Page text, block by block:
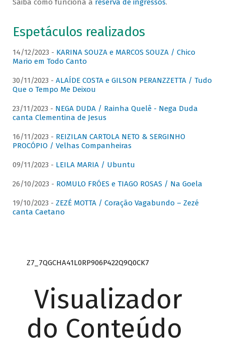
Saiba como funciona a reserva de ingressos.
Espetáculos realizados
14/12/2023 - KARINA SOUZA e MARCOS SOUZA / Chico
Mario em Todo Canto
30/11/2023 - ALAÍDE COSTA e GILSON PERANZZETTA / Tudo
Que o Tempo Me Deixou
23/11/2023 - NEGA DUDA / Rainha Quelê - Nega Duda
canta Clementina de Jesus
16/11/2023 - REIZILAN CARTOLA NETO & SERGINHO
PROCÓPIO / Velhas Companheiras
09/11/2023 - LEILA MARIA / Ubuntu
26/10/2023 - ROMULO FRÓES e TIAGO ROSAS / Na Goela
19/10/2023 - ZEZÉ MOTTA / Coração Vagabundo – Zezé
canta Caetano
Z7_7QGCHA41L0RP906P422Q9Q0CK7
Visualizador
do Conteúdo